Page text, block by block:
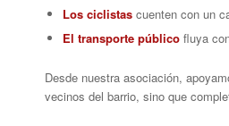
Los ciclistas cuenten con un
El transporte público fluya
Desde nuestra asociación,
vecinos del barrio, sino que